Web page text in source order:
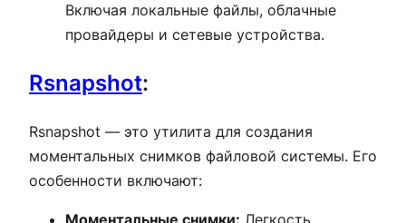
Включая локальные файлы, облачные
провайдеры и сетевые устройства.
Rsnapshot:
Rsnapshot — это утилита для создания
моментальных снимков файловой системы. Его
особенности включают: